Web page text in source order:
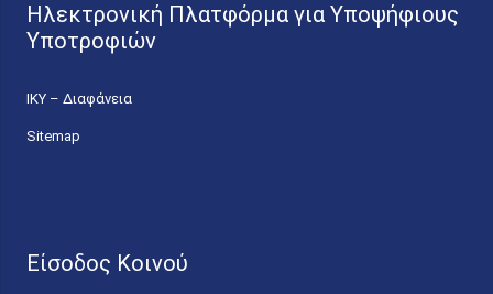
Ηλεκτρονική Πλατφόρμα για Υποψήφιους
Υποτροφιών
ΙΚΥ – Διαφάνεια
Sitemap
Είσοδος Κοινού